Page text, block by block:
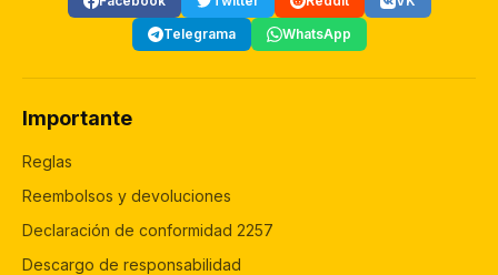
Telegrama
WhatsApp
Importante
Reglas
Reembolsos y devoluciones
Declaración de conformidad 2257
Descargo de responsabilidad